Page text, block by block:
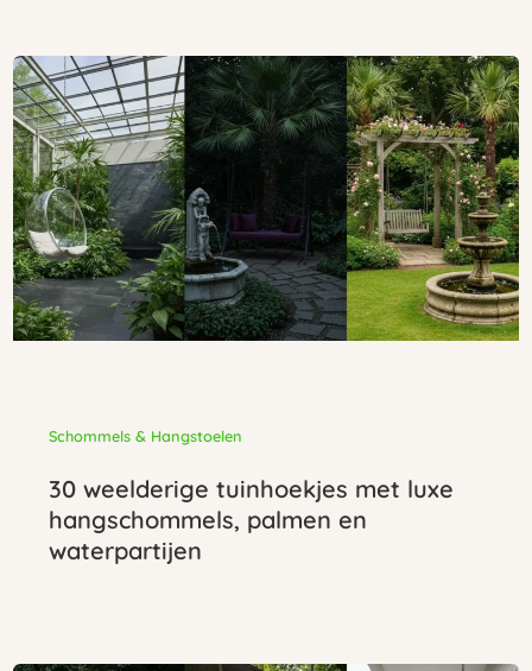
Schommels & Hangstoelen
30 weelderige tuinhoekjes met luxe
hangschommels, palmen en
waterpartijen